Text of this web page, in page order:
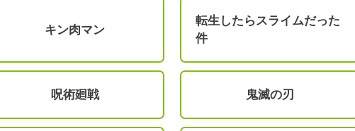
キン肉マン
転生したらスライムだった
件
呪術廻戦 鬼滅の刃